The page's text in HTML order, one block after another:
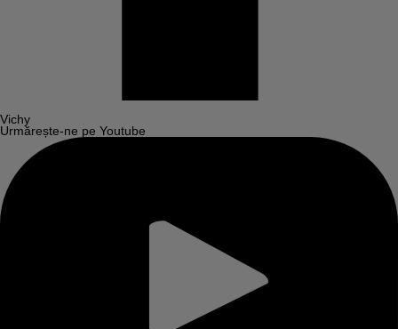
Vichy
Urmărește-ne pe Youtube